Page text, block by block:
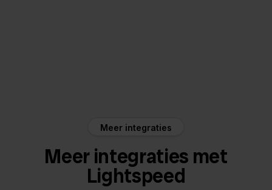
Meer integraties
Meer integraties met
Lightspeed